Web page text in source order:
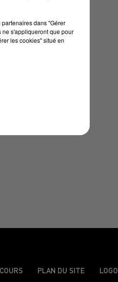
PLAN DU SITE LOGO
dans "Gérer
ne s'appliqueront que pour
les cookies" situé en